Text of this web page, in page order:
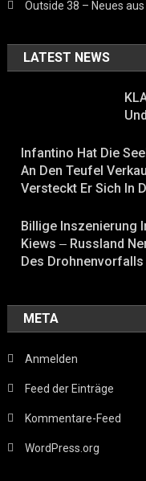
Outside 38 – Neues
LATEST NEWS
Infantino Hat Die
An Den Teufel
Versteckt Er Sich In
Billige Inszenierung
Kiews ‒ Russland
Des
META
Anmelden
Feed der Einträge
Kommentare-Feed
WordPress.org